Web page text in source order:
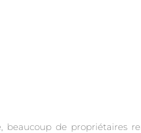
beaucoup de propriétaires